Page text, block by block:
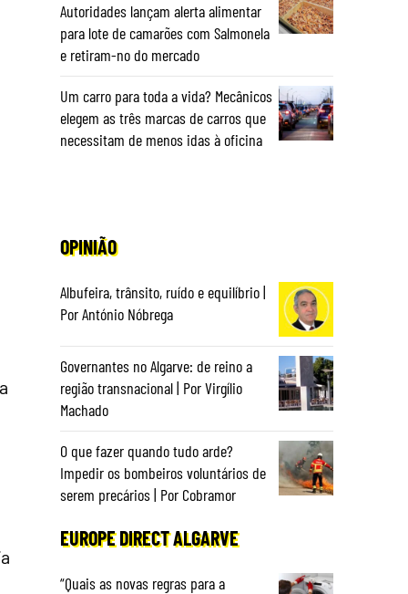
Autoridades lançam alerta alimentar
para lote de camarões com Salmonela
e retiram-no do mercado
Um carro para toda a vida? Mecânicos
elegem as três marcas de carros que
necessitam de menos idas à oficina
OPINIÃO
Albufeira, trânsito, ruído e equilíbrio |
Por António Nóbrega
Governantes no Algarve: de reino a
região transnacional | Por Virgílio
Machado
O que fazer quando tudo arde?
Impedir os bombeiros voluntários de
serem precários | Por Cobramor
EUROPE DIRECT ALGARVE
“Quais as novas regras para a